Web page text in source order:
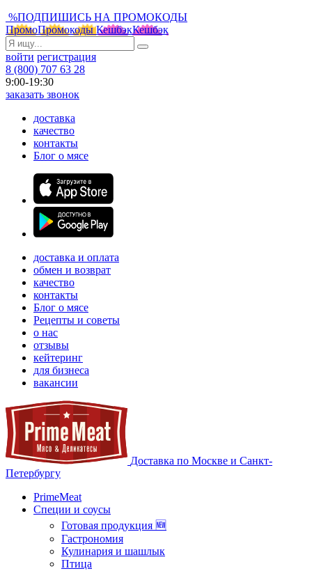
%ПОДПИШИСЬ НА ПРОМОКОДЫ
ПромоПромокоды КешбэкКешбэк
войти регистрация
8 (800) 707 63 28
9:00-19:30
заказать звонок
доставка
качество
контакты
Блог о мясе
доставка и оплата
обмен и возврат
качество
контакты
Блог о мясе
Рецепты и советы
о нас
отзывы
кейтеринг
для бизнеса
вакансии
Доставка по Москве и Санкт-
Петербургу
PrimeMeat
Специи и соусы
Готовая продукция 🆕
Гастрономия
Кулинария и шашлык
Птица